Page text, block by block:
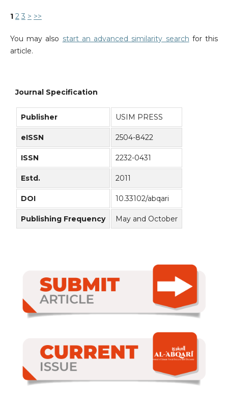
1 2 3 > >>
You may also start an advanced similarity search for this
article.
Journal Specification
Publisher USIM PRESS
eISSN 2504-8422
ISSN 2232-0431
Estd. 2011
DOI 10.33102/abqari
Publishing Frequency May and October